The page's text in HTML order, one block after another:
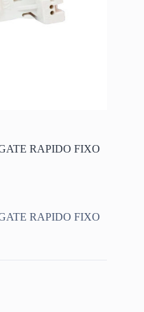
RAPIDO FIXO
RAPIDO FIXO